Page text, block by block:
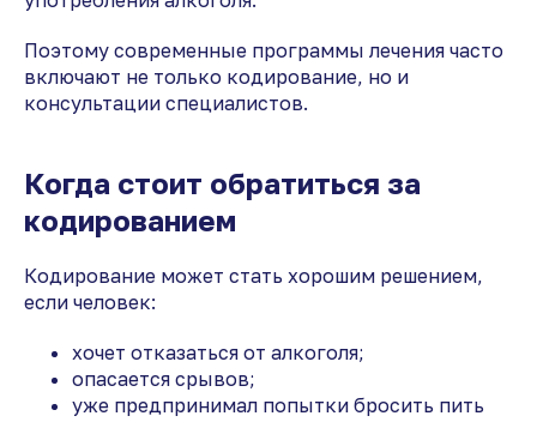
Поэтому современные программы лечения часто
включают не только кодирование, но и
консультации специалистов.
Когда стоит обратиться за
кодированием
Кодирование может стать хорошим решением,
если человек:
хочет отказаться от алкоголя;
опасается срывов;
уже предпринимал попытки бросить пить